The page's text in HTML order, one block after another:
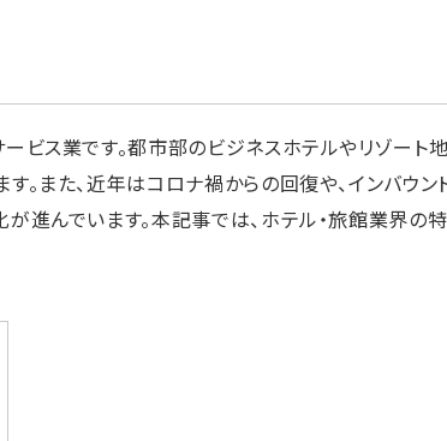
ビス業です。都市部のビジネスホテルやリゾート
また、近年はコロナ禍からの回復や、インバウン
進んでいます。本記事では、ホテル・旅館業界の